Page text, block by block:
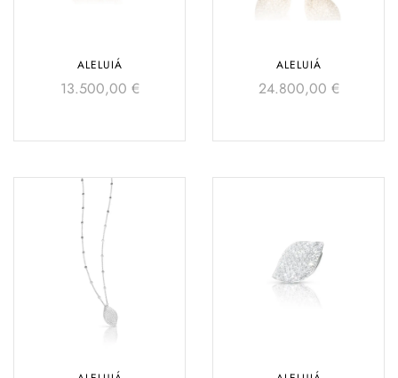
ALELUIÁ
13.500,00 €
ALELUIÁ
24.800,00 €